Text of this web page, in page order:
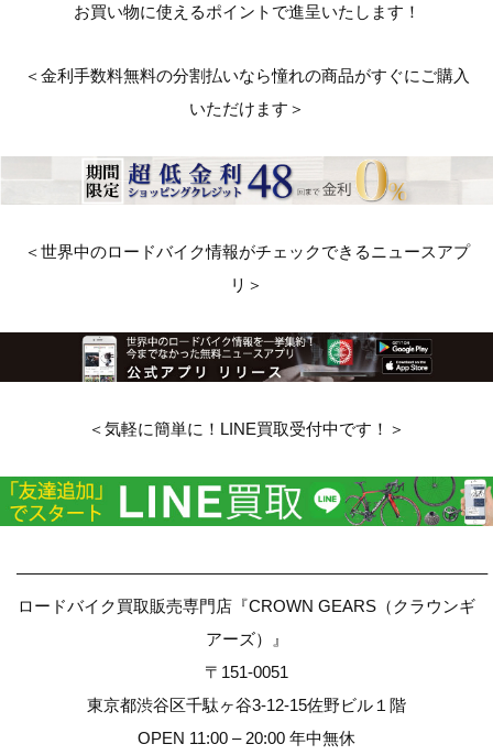
お買い物に使えるポイントで進呈いたします！
＜金利手数料無料の分割払いなら憧れの商品がすぐにご購入
いただけます＞
＜世界中のロードバイク情報がチェックできるニュースアプ
リ＞
＜気軽に簡単に！LINE買取受付中です！＞
————————————————————————————–
ロードバイク買取販売専門店『CROWN GEARS（クラウンギ
アーズ）』
〒151-0051
東京都渋谷区千駄ヶ谷3-12-15佐野ビル１階
OPEN 11:00 – 20:00 年中無休